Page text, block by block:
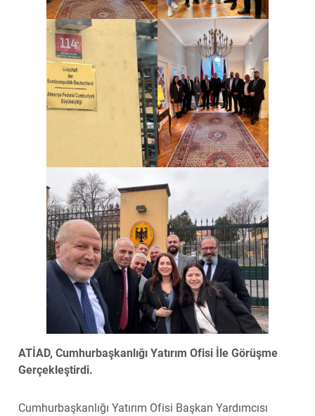
ATİAD, Cumhurbaşkanlığı Yatırım Ofisi İle Görüşme
Gerçekleştirdi.
Cumhurbaşkanlığı Yatırım Ofisi Başkan Yardımcısı